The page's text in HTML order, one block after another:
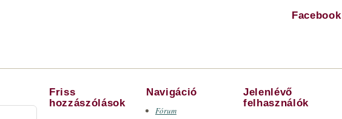
Facebook
Friss
hozzászólások
Navigáció
Fórum
Jelenlévő
felhasználók